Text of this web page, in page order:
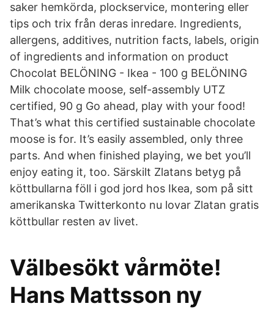
saker hemkörda, plockservice, montering eller
tips och trix från deras inredare. Ingredients,
allergens, additives, nutrition facts, labels, origin
of ingredients and information on product
Chocolat BELÖNING - Ikea - 100 g BELÖNING
Milk chocolate moose, self-assembly UTZ
certified, 90 g Go ahead, play with your food!
That’s what this certified sustainable chocolate
moose is for. It’s easily assembled, only three
parts. And when finished playing, we bet you’ll
enjoy eating it, too. Särskilt Zlatans betyg på
köttbullarna föll i god jord hos Ikea, som på sitt
amerikanska Twitterkonto nu lovar Zlatan gratis
köttbullar resten av livet.
Välbesökt vårmöte!
Hans Mattsson ny